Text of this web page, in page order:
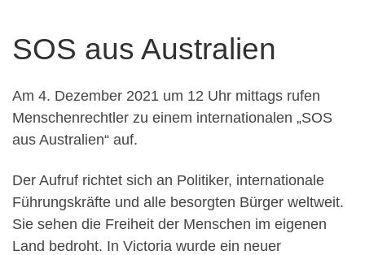
SOS aus Australien
Am 4. Dezember 2021 um 12 Uhr mittags rufen
Menschenrechtler zu einem internationalen „SOS
aus Australien“ auf.
Der Aufruf richtet sich an Politiker, internationale
Führungskräfte und alle besorgten Bürger weltweit.
Sie sehen die Freiheit der Menschen im eigenen
Land bedroht. In Victoria wurde ein neuer